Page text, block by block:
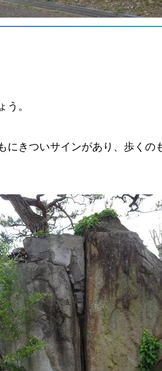
。
きついサインがあり、歩く